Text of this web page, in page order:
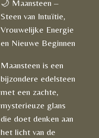
🌙 Maansteen –
Steen van Intuïtie,
Vrouwelijke Energie
en Nieuwe Beginnen
Maansteen is een
bijzondere edelsteen
met een zachte,
mysterieuze glans
die doet denken aan
het licht van de